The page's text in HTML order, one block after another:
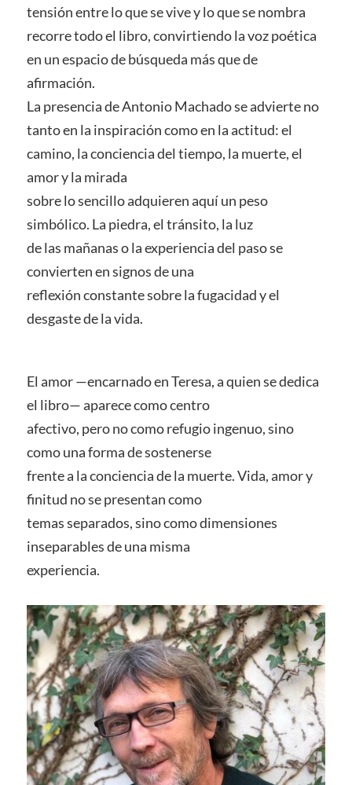
tensión entre lo que se vive y lo que se nombra
recorre todo el libro, convirtiendo la voz poética
en un espacio de búsqueda más que de
afirmación.
La presencia de Antonio Machado se advierte no
tanto en la inspiración como en la actitud: el
camino, la conciencia del tiempo, la muerte, el
amor y la mirada
sobre lo sencillo adquieren aquí un peso
simbólico. La piedra, el tránsito, la luz
de las mañanas o la experiencia del paso se
convierten en signos de una
reflexión constante sobre la fugacidad y el
desgaste de la vida.
El amor —encarnado en Teresa, a quien se dedica
el libro— aparece como centro
afectivo, pero no como refugio ingenuo, sino
como una forma de sostenerse
frente a la conciencia de la muerte. Vida, amor y
finitud no se presentan como
temas separados, sino como dimensiones
inseparables de una misma
experiencia.